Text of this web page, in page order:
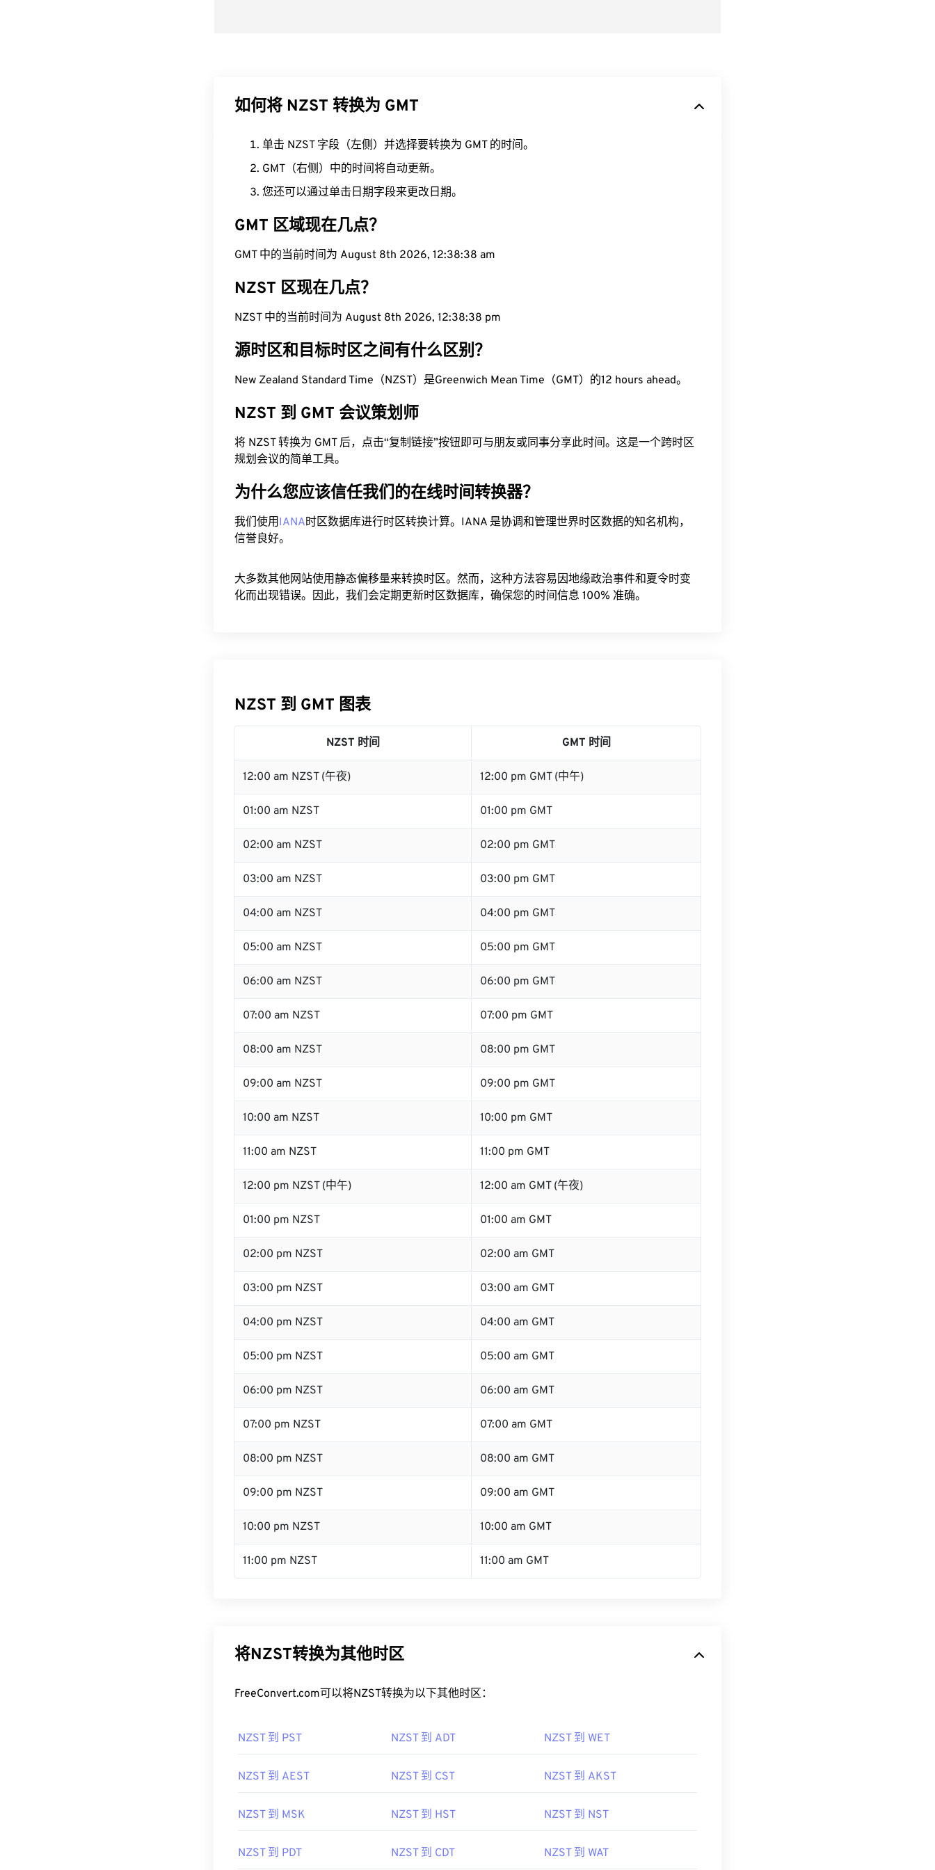
如何将 NZST 转换为 GMT
单击 NZST 字段（左侧）并选择要转换为 GMT 的时间。
GMT（右侧）中的时间将自动更新。
您还可以通过单击日期字段来更改日期。
GMT 区域现在几点？
GMT 中的当前时间为 August 8th 2026, 12:38:39 am
NZST 区现在几点？
NZST 中的当前时间为 August 8th 2026, 12:38:39 pm
源时区和目标时区之间有什么区别？
New Zealand Standard Time（NZST）是Greenwich Mean Time（GMT）的12 hours ahead。
NZST 到 GMT 会议策划师
将 NZST 转换为 GMT 后，点击“复制链接”按钮即可与朋友或同事分享此时间。这是一个跨时区
规划会议的简单工具。
为什么您应该信任我们的在线时间转换器？
我们使用IANA时区数据库进行时区转换计算。IANA 是协调和管理世界时区数据的知名机构，
信誉良好。
大多数其他网站使用静态偏移量来转换时区。然而，这种方法容易因地缘政治事件和夏令时变
化而出现错误。因此，我们会定期更新时区数据库，确保您的时间信息 100% 准确。
NZST 到 GMT 图表
NZST 时间 GMT 时间
12:00 am NZST (午夜) 12:00 pm GMT (中午)
01:00 am NZST 01:00 pm GMT
02:00 am NZST 02:00 pm GMT
03:00 am NZST 03:00 pm GMT
04:00 am NZST 04:00 pm GMT
05:00 am NZST 05:00 pm GMT
06:00 am NZST 06:00 pm GMT
07:00 am NZST 07:00 pm GMT
08:00 am NZST 08:00 pm GMT
09:00 am NZST 09:00 pm GMT
10:00 am NZST 10:00 pm GMT
11:00 am NZST 11:00 pm GMT
12:00 pm NZST (中午) 12:00 am GMT (午夜)
01:00 pm NZST 01:00 am GMT
02:00 pm NZST 02:00 am GMT
03:00 pm NZST 03:00 am GMT
04:00 pm NZST 04:00 am GMT
05:00 pm NZST 05:00 am GMT
06:00 pm NZST 06:00 am GMT
07:00 pm NZST 07:00 am GMT
08:00 pm NZST 08:00 am GMT
09:00 pm NZST 09:00 am GMT
10:00 pm NZST 10:00 am GMT
11:00 pm NZST 11:00 am GMT
将NZST转换为其他时区
FreeConvert.com可以将NZST转换为以下其他时区：
NZST 到 PST NZST 到 ADT NZST 到 WET
NZST 到 AEST NZST 到 CST NZST 到 AKST
NZST 到 MSK NZST 到 HST NZST 到 NST
NZST 到 PDT NZST 到 CDT NZST 到 WAT